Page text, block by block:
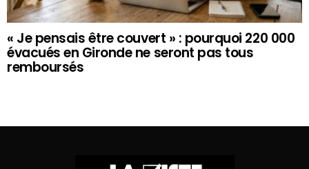
« Je pensais être couvert » : pourquoi 220 000
évacués en Gironde ne seront pas tous
remboursés